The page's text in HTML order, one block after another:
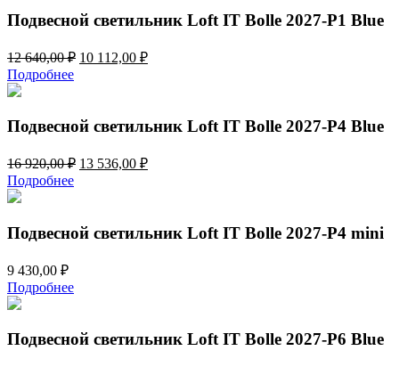
150,00 ₽.
Подвесной светильник Loft IT Bolle 2027-P1 Blue
12 640,00₽ Первоначальная
640,00 ₽.
10 112,00 ₽Текущая
Подробнее
Подвесной светильник Loft IT Bolle 2027-P4 Blue
16 920,00₽ Первоначальная
920,00 ₽.
13 536,00 ₽Текущая
Подробнее
Подвесной светильник Loft IT Bolle 2027-P4 mini
9 430,00 ₽
Подробнее
Подвесной светильник Loft IT Bolle 2027-P6 Blue